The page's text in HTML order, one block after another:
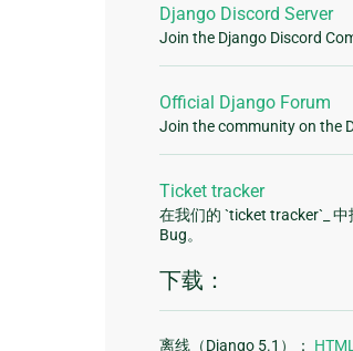
Django Discord Server
Join the Django Discord
Official Django Forum
Join the community on the
Ticket tracker
在我们的 `ticket tracker`_
Bug。
下载：
离线（Django 5.1）：